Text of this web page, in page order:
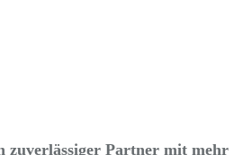
zuverlässiger Partner mit mehr